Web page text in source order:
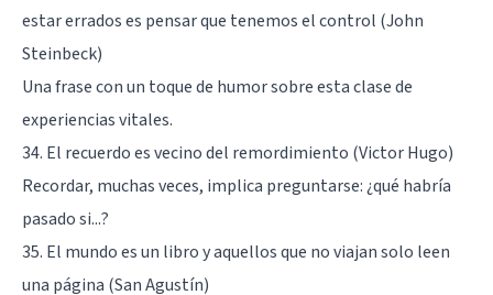
estar errados es pensar que tenemos el control (John
Steinbeck)
Una frase con un toque de humor sobre esta clase de
experiencias vitales.
34. El recuerdo es vecino del remordimiento (Victor Hugo)
Recordar, muchas veces, implica preguntarse: ¿qué habría
pasado si...?
35. El mundo es un libro y aquellos que no viajan solo leen
una página (San Agustín)